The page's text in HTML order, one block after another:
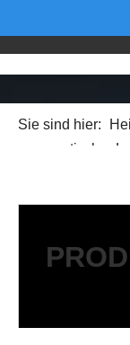
Sie sind hier:
pneumatischer